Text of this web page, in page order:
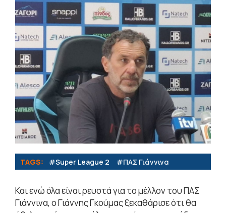
TAGS: #Super League 2 #ΠΑΣ Γιάννινα
Και ενώ όλα είναι ρευστά για το μέλλον του ΠΑΣ
Γιάννινα, ο Γιάννης Γκούμας ξεκαθάρισε ότι θα